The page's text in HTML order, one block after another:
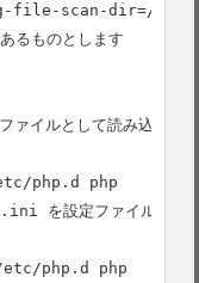
file-scan-dir=/etc/
るものとします
イルとして読み込みま
php.d php
を設定ファイルとして
etc/php.d php